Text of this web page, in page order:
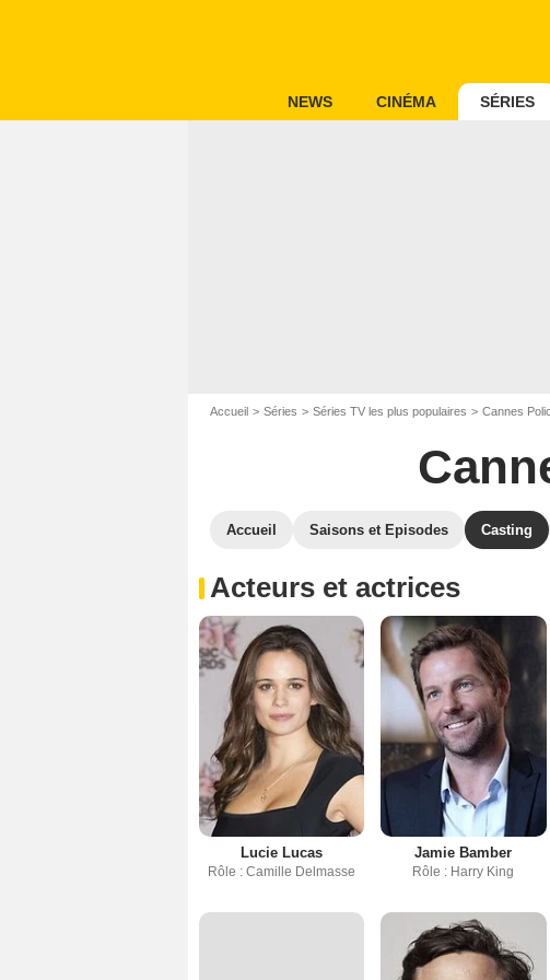
NEWS CINÉMA SÉRIES
Accueil Séries Séries TV les plus populaires Cannes
Accueil Saisons et Episodes Casting
Acteurs et actrices
Lucie Lucas
Rôle : Camille Delmasse
Jamie Bamber
Rôle : Harry King